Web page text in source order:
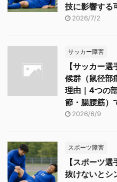
技に影響する
2026/7/2
サッカー障害
【サッカー
候群（鼠径部
理由｜4つの
節・腸腰筋）
2026/6/9
スポーツ障害
【スポーツ
抜けないとシ